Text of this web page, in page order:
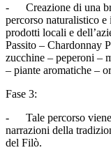
- Creazione di una
percorso naturalistico
prodotti locali e
Passito – Chardonnay
zucchine – peperoni –
– piante aromatiche –
Fase 3:
- Tale percorso viene
narrazioni della
del Filò.